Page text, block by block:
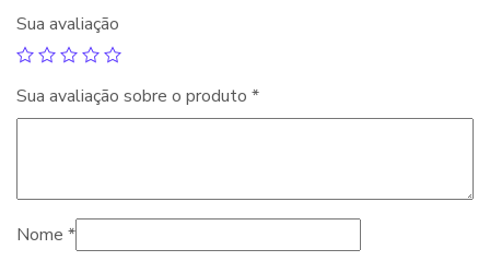
Sua avaliação
Sua avaliação sobre o produto *
Nome *